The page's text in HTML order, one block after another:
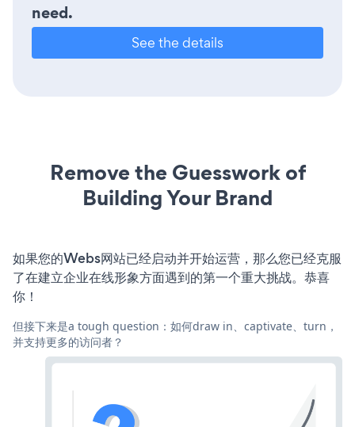
need.
See the details
Remove the Guesswork of
Building Your Brand
如果您的Webs网站已经启动并开始运营，那么您已经克服
了在建立企业在线形象方面遇到的第一个重大挑战。恭喜
你！
但接下来是a tough question：如何draw in、captivate、turn，
并支持更多的访问者？